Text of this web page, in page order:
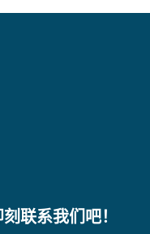
刻联系我们吧！